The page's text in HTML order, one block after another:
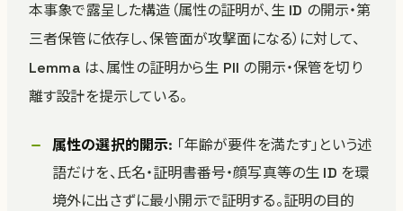
本事象で露呈した構造（属性の証明が、生 ID の開示・第
三者保管に依存し、保管面が攻撃面になる）に対して、
Lemma は、属性の証明から生 PII の開示・保管を切り
離す設計を提示している。
属性の選択的開示: 「年齢が要件を満たす」という述
語だけを、氏名・証明書番号・顔写真等の生 ID を環
境外に出さずに最小開示で証明する。証明の目的